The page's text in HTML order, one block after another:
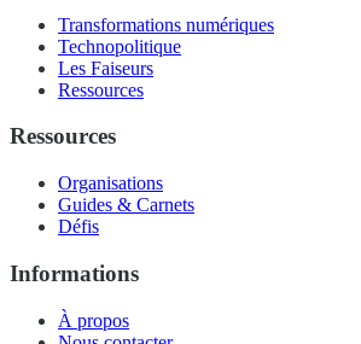
Transformations numériques
Technopolitique
Les Faiseurs
Ressources
Ressources
Organisations
Guides & Carnets
Défis
Informations
À propos